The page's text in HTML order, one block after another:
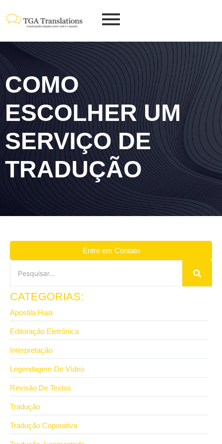
COMO
ESCOLHER UM
SERVIÇO DE
TRADUÇÃO
Entre em Contato
CATEGORIAS:
Apostila Haia
Editoração Eletrônica
Interpretação
Legendagem De Vídeo
Revisão De Textos
Tradução
Tradução Coporativa